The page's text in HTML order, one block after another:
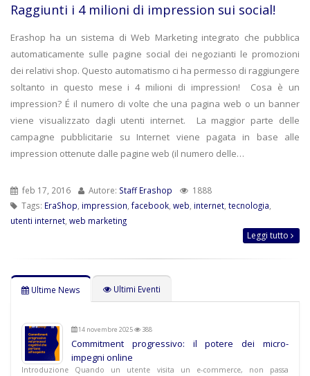
Raggiunti i 4 milioni di impression sui social!
Erashop ha un sistema di Web Marketing integrato che pubblica
automaticamente sulle pagine social dei negozianti le promozioni
dei relativi shop. Questo automatismo ci ha permesso di raggiungere
soltanto in questo mese i 4 milioni di impression! Cosa è un
impression? É il numero di volte che una pagina web o un banner
viene visualizzato dagli utenti internet. La maggior parte delle
campagne pubblicitarie su Internet viene pagata in base alle
impression ottenute dalle pagine web (il numero delle…
feb 17, 2016 Autore: Staff Erashop
1888
Tags: EraShop, impression, facebook, web, internet, tecnologia,
utenti internet, web marketing
Leggi tutto
Ultime News Ultimi Eventi
14 novembre 2025 388
Commitment progressivo: il potere dei micro-
impegni online
Introduzione Quando un utente visita un e-commerce, non passa